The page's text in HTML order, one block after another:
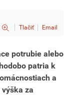
Tlačiť Email
potrubie alebo
patria k
a
za